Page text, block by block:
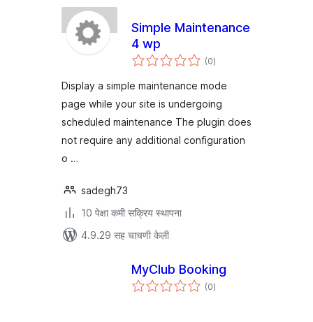
Simple Maintenance
4 wp
(0एकूण
मूल्यांकन
)
Display a simple maintenance mode
page while your site is undergoing
scheduled maintenance The plugin does
not require any additional configuration
o …
sadegh73
10 पेक्षा कमी सक्रिय स्थापना
4.9.29 सह चाचणी केली
MyClub Booking
(0एकूण
मूल्यांकन
)